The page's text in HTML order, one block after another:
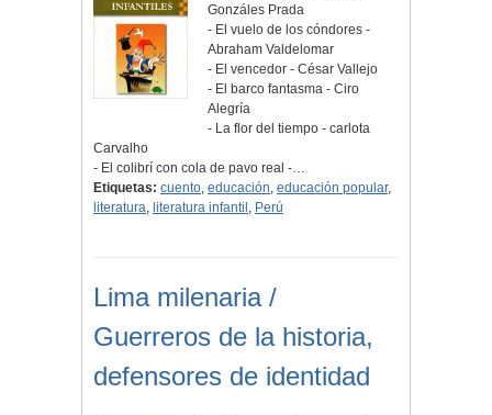
Gonzáles Prada
- El vuelo de los cóndores -
Abraham Valdelomar
- El vencedor - César Vallejo
- El barco fantasma - Ciro
Alegría
- La flor del tiempo - carlota
Carvalho
- El colibrí con cola de pavo real -…
Etiquetas: cuento, educación, educación popular,
literatura, literatura infantil , Perú
Lima milenaria /
Guerreros de la historia,
defensores de identidad